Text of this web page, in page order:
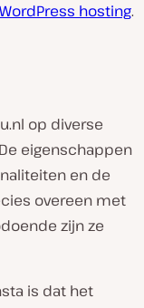
hosting.
op diverse
eigenschappen
en de
overeen met
zijn ze
is dat het